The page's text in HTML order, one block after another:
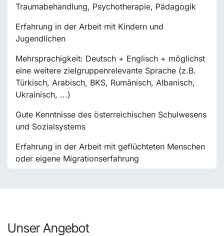
Traumabehandlung, Psychotherapie, Pädagogik
Erfahrung in der Arbeit mit Kindern und
Jugendlichen
Mehrsprachigkeit: Deutsch + Englisch + möglichst
eine weitere zielgruppenrelevante Sprache (z.B.
Türkisch, Arabisch, BKS, Rumänisch, Albanisch,
Ukrainisch, ...)
Gute Kenntnisse des österreichischen Schulwesens
und Sozialsystems
Erfahrung in der Arbeit mit geflüchteten Menschen
oder eigene Migrationserfahrung
Unser Angebot